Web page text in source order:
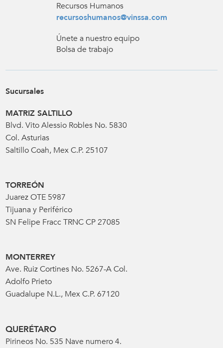
Recursos Humanos
recursoshumanos@vinssa.com
Únete a nuestro equipo
Bolsa de trabajo
Sucursales
MATRIZ SALTILLO
Blvd. Vito Alessio Robles No. 5830
Col. Asturias
Saltillo Coah, Mex C.P. 25107
TORREÓN
Juarez OTE 5987
Tijuana y Periférico
SN Felipe Fracc TRNC CP 27085
MONTERREY
Ave. Ruiz Cortines No. 5267-A Col.
Adolfo Prieto
Guadalupe N.L., Mex C.P. 67120
QUERÉTARO
Pirineos No. 535 Nave numero 4.